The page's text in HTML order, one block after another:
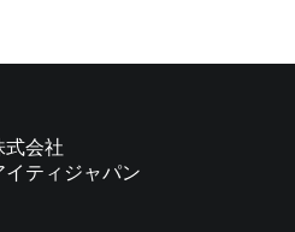
式会社
イティジャパン